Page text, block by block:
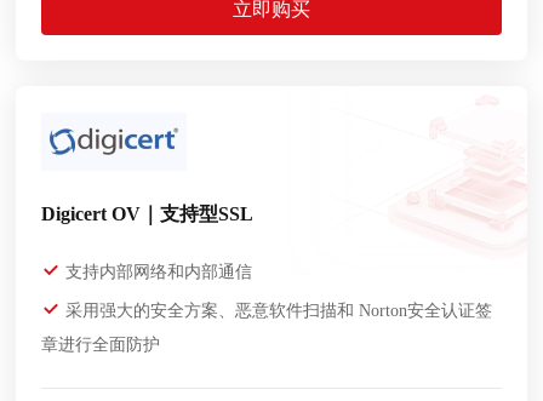
立即购买
Digicert OV｜支持型SSL
支持内部网络和内部通信
采用强大的安全方案、恶意软件扫描和 Norton安全认证签
章进行全面防护